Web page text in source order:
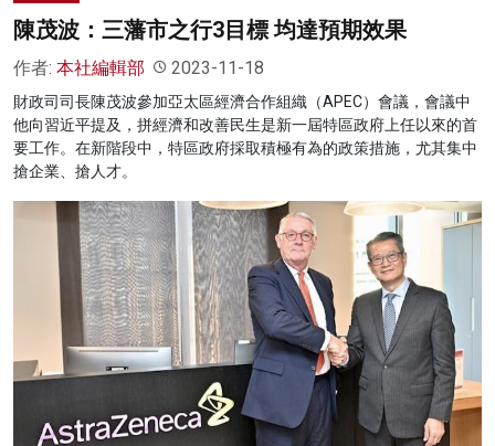
陳茂波：三藩市之行3目標 均達預期效果
作者: 本社編輯部 2023-11-18
財政司司長陳茂波參加亞太區經濟合作組織（APEC）會議，會議中
他向習近平提及，拼經濟和改善民生是新一屆特區政府上任以來的首
要工作。在新階段中，特區政府採取積極有為的政策措施，尤其集中
搶企業、搶人才。